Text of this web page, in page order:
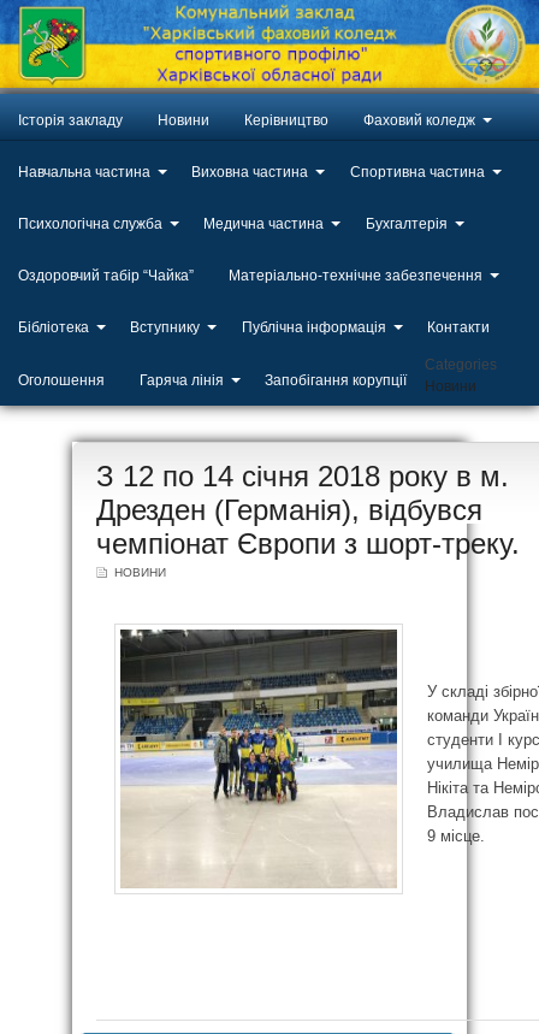
Історія закладу Новини Керівництво Фаховий коледж
Навчальна частина Виховна частина Спортивна частина
Психологічна служба Медична частина Бухгалтерія
Оздоровчий табір “Чайка” Матеріально-технічне забезпечення
Бібліотека Вступнику Публічна інформація Контакти
Оголошення Гаряча лінія Запобігання корупції
Categories
Новини
20
З 12 по 14 січня 2018 року в м.
Дрезден (Германія), відбувся
чемпіонат Європи з шорт-треку.
НОВИНИ
У складі
команди
студенти І
училища
Нікіта та
Владислав
9 місце.